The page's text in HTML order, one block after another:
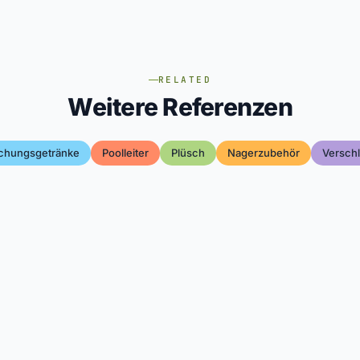
RELATED
Weitere Referenzen
Poolleiter Plüsch Nagerzubehör